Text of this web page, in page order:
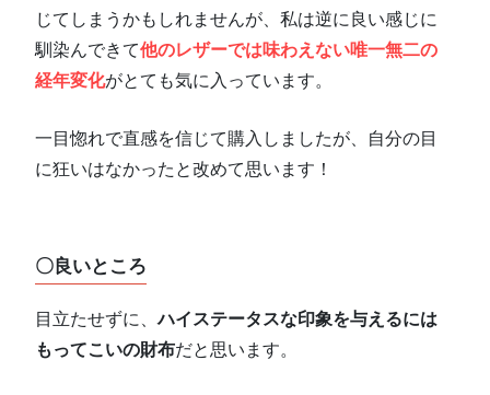
じてしまうかもしれませんが、私は逆に良い感じに
馴染んできて他のレザーでは味わえない唯一無二の
経年変化がとても気に入っています。
一目惚れで直感を信じて購入しましたが、自分の目
に狂いはなかったと改めて思います！
〇良いところ
目立たせずに、ハイステータスな印象を与えるには
もってこいの財布だと思います。